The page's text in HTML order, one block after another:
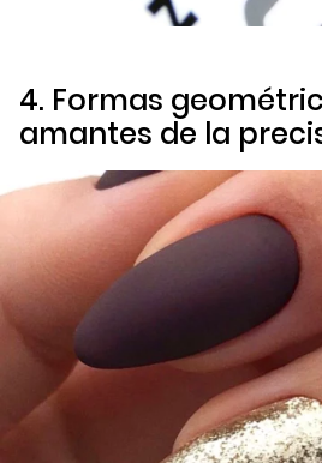
4. Formas
amantes de la